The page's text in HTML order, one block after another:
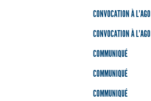
CONVOCATION À L’AGO
CONVOCATION À L’AGO
COMMUNIQUÉ
COMMUNIQUÉ
COMMUNIQUÉ